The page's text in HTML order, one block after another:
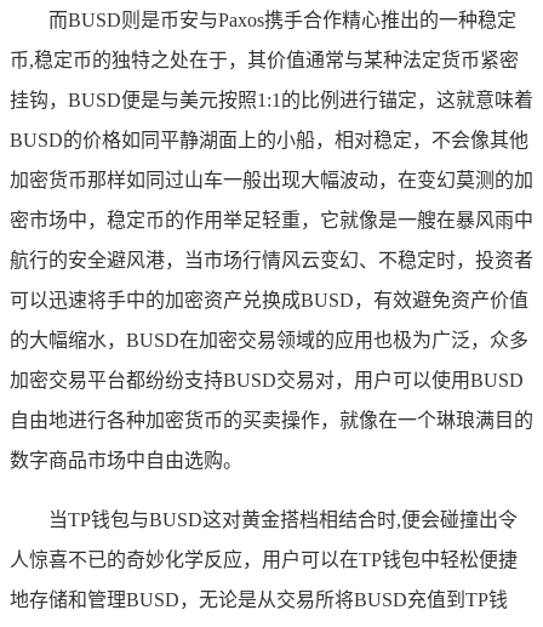
而BUSD则是币安与Paxos携手合作精心推出的一种稳定
币,稳定币的独特之处在于，其价值通常与某种法定货币紧密
挂钩，BUSD便是与美元按照1:1的比例进行锚定，这就意味着
BUSD的价格如同平静湖面上的小船，相对稳定，不会像其他
加密货币那样如同过山车一般出现大幅波动，在变幻莫测的加
密市场中，稳定币的作用举足轻重，它就像是一艘在暴风雨中
航行的安全避风港，当市场行情风云变幻、不稳定时，投资者
可以迅速将手中的加密资产兑换成BUSD，有效避免资产价值
的大幅缩水，BUSD在加密交易领域的应用也极为广泛，众多
加密交易平台都纷纷支持BUSD交易对，用户可以使用BUSD
自由地进行各种加密货币的买卖操作，就像在一个琳琅满目的
数字商品市场中自由选购。
当TP钱包与BUSD这对黄金搭档相结合时,便会碰撞出令
人惊喜不已的奇妙化学反应，用户可以在TP钱包中轻松便捷
地存储和管理BUSD，无论是从交易所将BUSD充值到TP钱